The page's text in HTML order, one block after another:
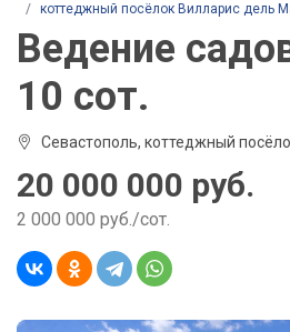
коттеджный посёлок Вилларис дель
Ведение
10 сот.
Севастополь, коттеджный
20 000 000 руб.
2 000 000 руб./сот.